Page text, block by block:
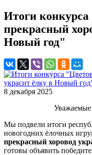
Итоги
прекрасный
Новый год"
8 декабря 2025
Уважаемые
Мы подвели итоги
новогодних ёлочных
прекрасный хоровод
готовы объявить